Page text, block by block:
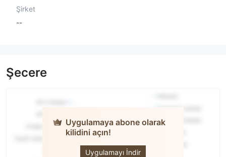
Şirket
--
Şecere
Uygulamaya abone olarak
kilidini açın!
Uygulamayı İndir
Patria